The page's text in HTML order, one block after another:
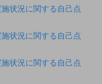
状況に関する自己点
状況に関する自己点
状況に関する自己点